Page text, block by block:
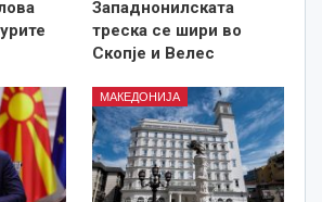
Западнонилската
треска се шири во
Скопје и Велес
МАКЕДОНИЈА